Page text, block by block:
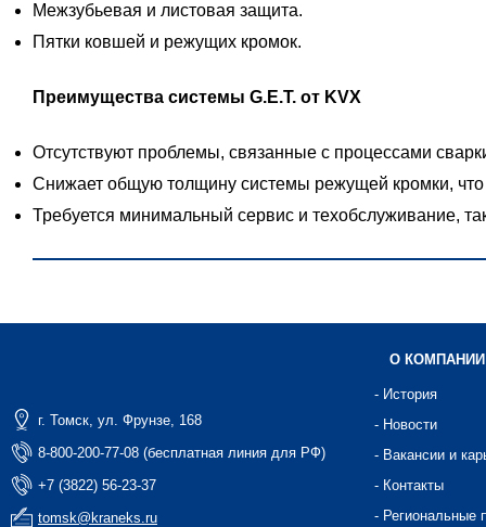
Межзубьевая и листовая защита.
Пятки ковшей и режущих кромок.
Преимущества системы G.E.T. от KVX
Отсутствуют проблемы, связанные с процессами
Снижает общую толщину системы режущей кромки, что
Требуется минимальный сервис и техобслуживание,
г. Томск, ул. Фрунзе, 168
8-800-200-77-08 (бесплатная линия для РФ)
+7 (3822) 56-23-37
tomsk@kraneks.ru
О КОМПАНИИ
- История
- Новости
- Вакансии и
- Контакты
- Региональные